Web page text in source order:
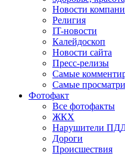
Новости
Религия
IT-новости
Калейдоскоп
Новости сайта
Пресс-релизы
Самые
Самые
Фотофакт
Все фотофакты
ЖКХ
Нарушители
Дороги
Происшествия